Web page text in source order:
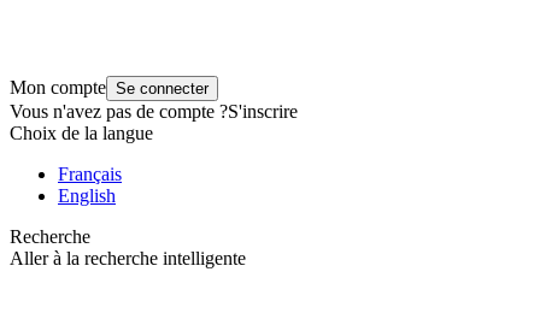
Mon compte Se connecter
Vous n'avez pas de compte ?S'inscrire
Choix de la langue
Français
English
Recherche
Aller à la recherche intelligente